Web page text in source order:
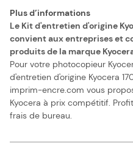
Plus d’informations
Le Kit d'entretien d'origine
convient aux entreprises et
produits de la marque
Pour votre photocopieur
d'entretien d'origine Kyocera
imprim-encre.com vous
Kyocera à prix compétitif.
frais de bureau.